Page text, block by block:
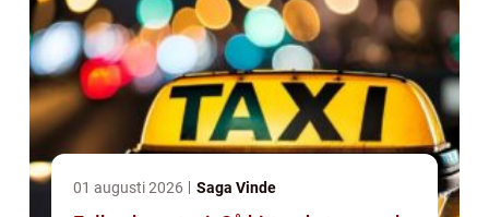
01 augusti 2026 Saga Vinde